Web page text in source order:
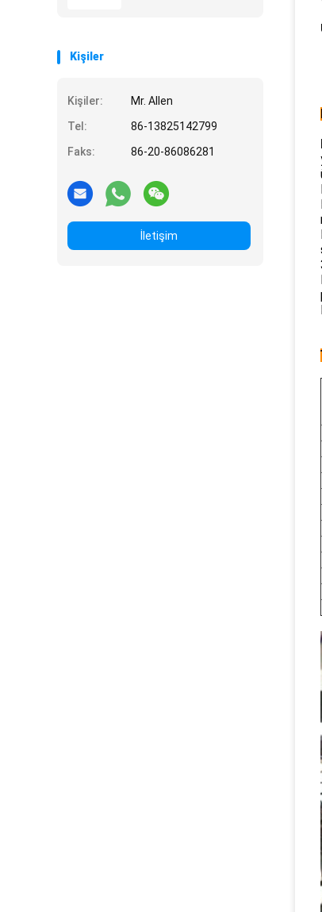
Kişiler
Kişiler:
Mr. Allen
Tel:
86-13825142799
Faks:
86-20-86086281
İletişim